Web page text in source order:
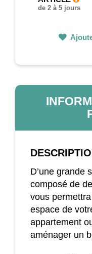
de 2 à 5 jours
D’une grande
composé de
vous
espace de
appartement
aménager un